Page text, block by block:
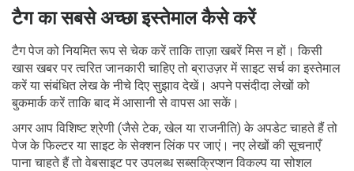
टैग का सबसे अच्छा इस्तेमाल कैसे करें
टैग पेज को नियमित रूप से चेक करें ताकि ताज़ा खबरें मिस न हों। किसी
खास खबर पर त्वरित जानकारी चाहिए तो ब्राउज़र में साइट सर्च का इस्तेमाल
करें या संबंधित लेख के नीचे दिए सुझाव देखें। अपने पसंदीदा लेखों को
बुकमार्क करें ताकि बाद में आसानी से वापस आ सकें।
अगर आप विशिष्ट श्रेणी (जैसे टेक, खेल या राजनीति) के अपडेट चाहते हैं तो
पेज के फिल्टर या साइट के सेक्शन लिंक पर जाएं। नए लेखों की सूचनाएँ
पाना चाहते हैं तो वेबसाइट पर उपलब्ध सब्सक्रिप्शन विकल्प या सोशल